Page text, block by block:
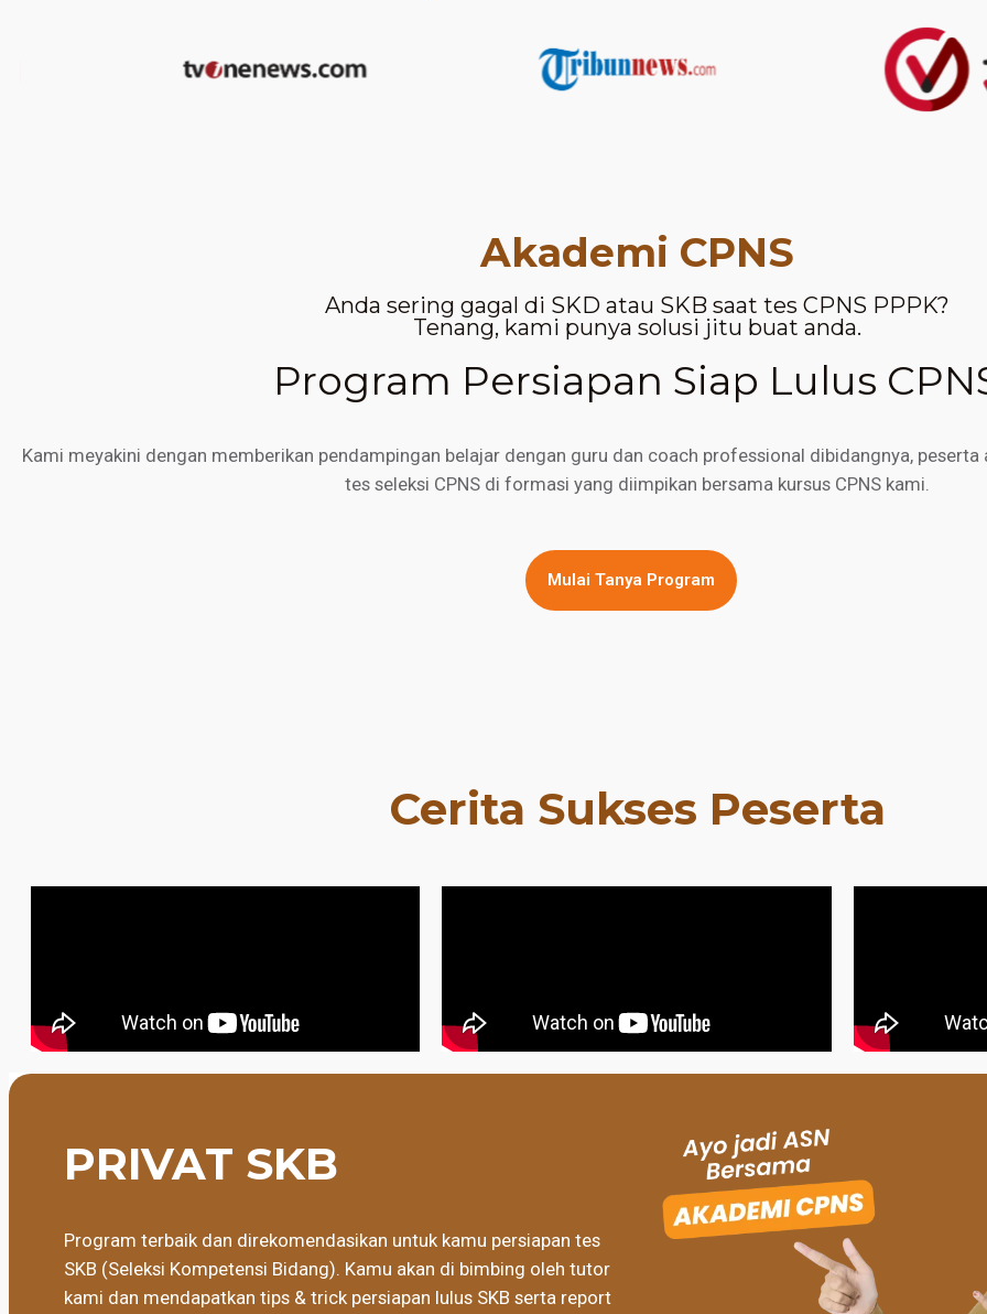
Akademi CPNS
Anda sering gagal di SKD atau SKB saat tes CPNS PPPK?
Tenang, kami punya solusi jitu buat anda.
Program Persiapan Siap Lulus
Kami meyakini dengan memberikan pendampingan belajar dengan guru dan coach professional dibidangnya, peserta
tes seleksi CPNS di formasi yang diimpikan bersama kursus CPNS kami.
Mulai Tanya Program
Cerita Sukses Peserta
PRIVAT SKB
Program terbaik dan direkomendasikan untuk kamu persiapan tes
SKB (Seleksi Kompetensi Bidang). Kamu akan di bimbing oleh tutor
kami dan mendapatkan tips & trick persiapan lulus SKB serta report